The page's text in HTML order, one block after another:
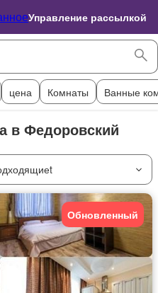
Управление рассылкой
цена Комнаты Ванные
в Федоровский
Обновленный